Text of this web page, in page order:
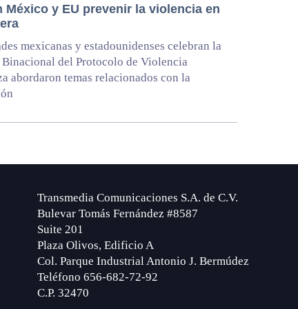
México y EU prevenir la violencia en
mexicanas y estadounidenses celebran la
del Protocolo de Violencia
abordaron temas relacionados con la
Transmedia Comunicaciones S.A. de C.V.
Bulevar Tomás Fernández #8587
Suite 201
Plaza Olivos, Edificio A
Col. Parque Industrial Antonio J. Bermúdez
Teléfono 656-682-72-92
C.P. 32470